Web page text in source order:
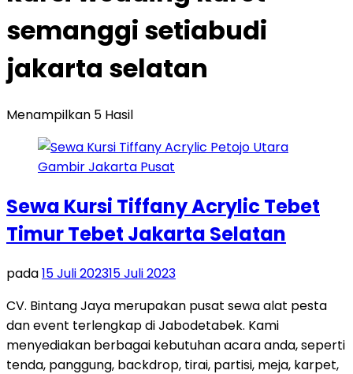
semanggi setiabudi
jakarta selatan
Menampilkan 5 Hasil
Sewa Kursi Tiffany Acrylic Tebet
Timur Tebet Jakarta Selatan
pada15 Juli 202315 Juli 2023
CV. Bintang Jaya merupakan pusat sewa alat pesta
dan event terlengkap di Jabodetabek. Kami
menyediakan berbagai kebutuhan acara anda, seperti
tenda, panggung, backdrop, tirai, partisi, meja, karpet,